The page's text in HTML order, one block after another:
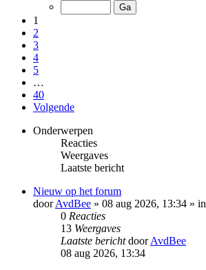
1
2
3
4
5
…
40
Volgende
Onderwerpen
Reacties
Weergaves
Laatste bericht
Nieuw op het forum
doorAvdBee » 08 aug 2026, 13:34 » in
0 Reacties
13 Weergaves
Laatste berichtdoorAvdBee
08 aug 2026, 13:34